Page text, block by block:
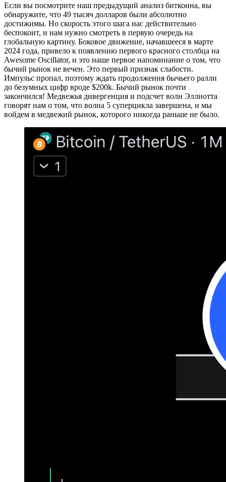
Если вы посмотрите наш предыдущий анализ биткоина, вы
обнаружите, что 49 тысяч долларов были абсолютно
достижимы. Но скорость этого шага нас действительно
беспокоит, и нам нужно смотреть в первую очередь на
глобальную картину. Боковое движение, начавшееся в марте
2024 года, привело к появлению первого красного столбца на
Awesome Oscillator, и это наше первое напоминание о том, что
бычий рынок не вечен. Это первый признак слабости.
Импульс пропал, поэтому ждать продолжения бычьего ралли
до безумных цифр вроде $200k. Бычий рынок почти
закончился! Медвежья дивергенция и подсчет волн Эллиотта
говорят нам о том, что волна 5 суперцикла завершена, и мы
войдем в медвежий рынок, которого никогда раньше не было.